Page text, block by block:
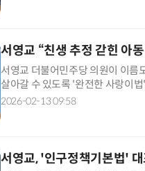
서영교 “친생 추정 갇힌 아
서영교 더불어민주당 의원이 이름
살아갈 수 있도록 '완전한 사랑이
회입법조사처 연구보고서를 토대
2026-02-13 09:58
서영교, '인구정책기본법'